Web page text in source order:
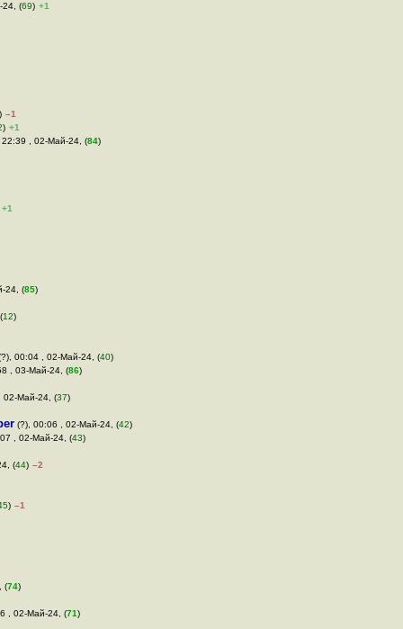
24, (69) +1
) –1
) +1
22:39 , 02-Май-24, (84)
+1
24, (85)
12)
00:04 , 02-Май-24, (40)
, 03-Май-24, (86)
02-Май-24, (37)
(?), 00:06 , 02-Май-24, (42)
, 02-Май-24, (43)
(44) –2
) –1
(74)
, 02-Май-24, (71)